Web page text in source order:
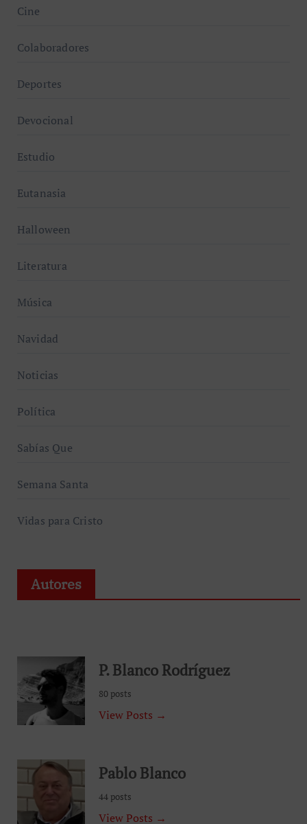
Cine
Colaboradores
Deportes
Devocional
Estudio
Eutanasia
Halloween
Literatura
Música
Navidad
Noticias
Política
Sabías Que
Semana Santa
Vidas para Cristo
Autores
P. Blanco Rodríguez
80 posts
View Posts →
Pablo Blanco
44 posts
View Posts →